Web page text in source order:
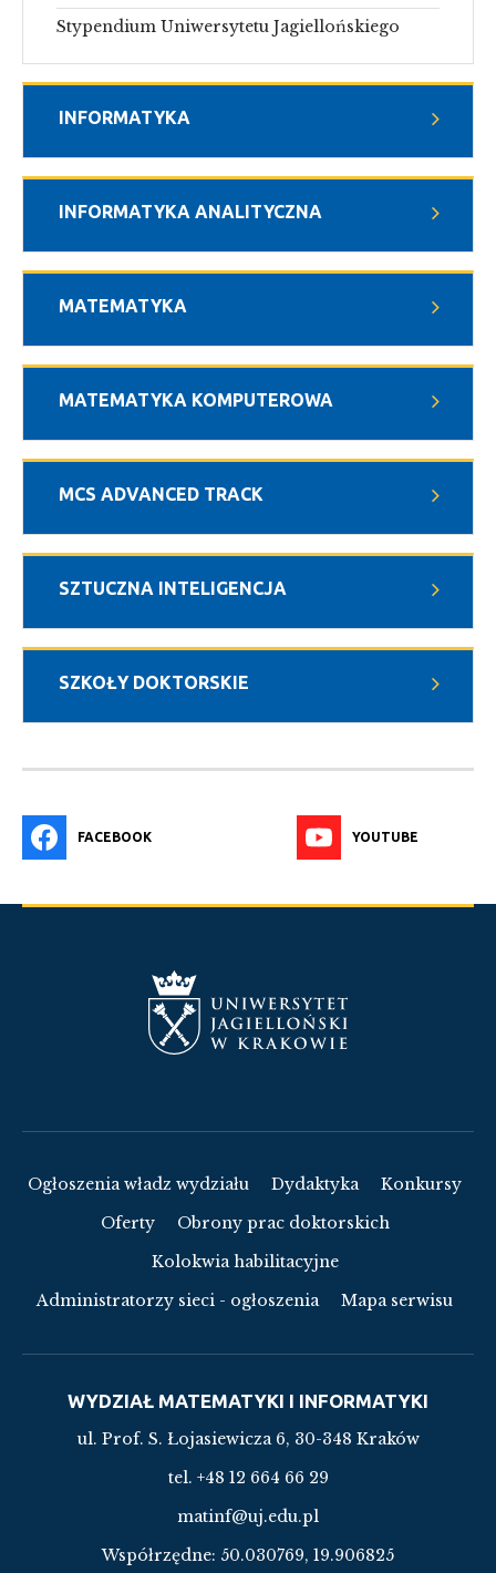
Stypendium Uniwersytetu Jagiellońskiego
INFORMATYKA
INFORMATYKA ANALITYCZNA
MATEMATYKA
MATEMATYKA KOMPUTEROWA
MCS ADVANCED TRACK
SZTUCZNA INTELIGENCJA
SZKOŁY DOKTORSKIE
FACEBOOK YOUTUBE
Ogłoszenia władz wydziału Dydaktyka
Konkursy
Oferty
Obrony prac doktorskich
Kolokwia habilitacyjne
Administratorzy sieci - ogłoszenia
Mapa serwisu
WYDZIAŁ MATEMATYKI I INFORMATYKI
ul. Prof. S. Łojasiewicza 6, 30-348 Kraków
tel. +48 12 664 66 29
matinf@uj.edu.pl
Współrzędne: 50.030769, 19.906825